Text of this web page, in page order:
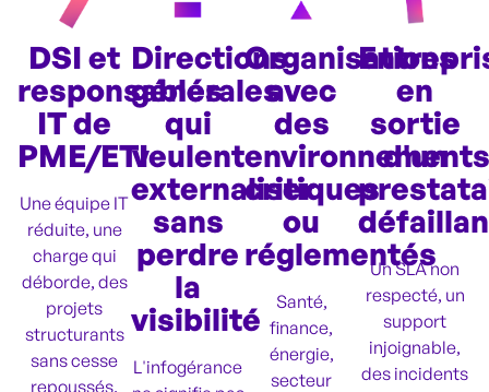
DSI et
responsables
IT de
PME/ETI
Une équipe IT
réduite, une
charge qui
déborde, des
projets
structurants
sans cesse
repoussés.
Directions
générales
qui
veulent
externaliser
sans
perdre
la
visibilité
L'infogérance
Organisations
avec
des
environnements
critiques
ou
réglementés
Santé,
finance,
énergie,
secteur
en
sortie
d'un
Un SLA non
respecté, un
support
injoignable,
des incidents